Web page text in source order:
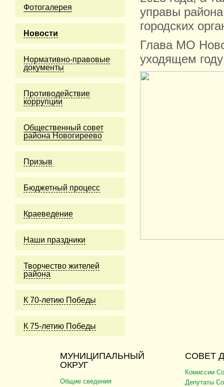
Фотогалерея
Новости
Нормативно-правовые
документы
Противодействие
коррупции
Общественный совет
района Новогиреево
Призыв
Бюджетный процесс
Краеведение
Наши праздники
Творчество жителей
района
К 70-летию Победы
К 75-летию Победы
управы
городских
Глава МО
уходящем
МУНИЦИПАЛЬНЫЙ
ОКРУГ
Общие сведения
СОВЕТ
Комиссии
Депутаты